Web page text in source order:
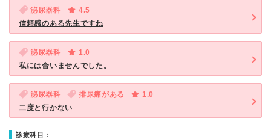
泌尿器科
4.5
信頼感のある先生ですね
泌尿器科
1.0
私には合いませんでした。
泌尿器科 排尿痛がある
1.0
二度と行かない
診療科目：